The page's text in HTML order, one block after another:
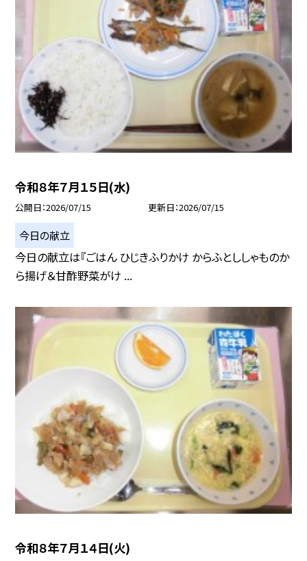
令和８年７月１５日(水)
公開日 2026/07/15 更新日 2026/07/15
今日の献立
今日の献立は『ごはん ひじきふりかけ からふとししゃものか
ら揚げ＆甘酢野菜がけ ...
令和８年７月１４日(火)